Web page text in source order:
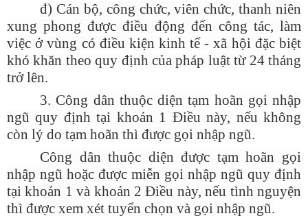
đ) Cán bộ, công chức, viên chức, thanh niên
xung phong được điều động đến công tác, làm
việc ở vùng có điều kiện kinh tế - xã hội đặc biệt
khó khăn theo quy định của pháp luật từ 24 tháng
trở lên.
3. Công dân thuộc diện tạm hoãn gọi nhập
ngũ quy định tại khoản 1 Điều này, nếu không
còn lý do tạm hoãn thì được gọi nhập ngũ.
Công dân thuộc diện được tạm hoãn gọi
nhập ngũ hoặc được miễn gọi nhập ngũ quy định
tại khoản 1 và khoản 2 Điều này, nếu tình nguyện
thì được xem xét tuyển chọn và gọi nhập ngũ.